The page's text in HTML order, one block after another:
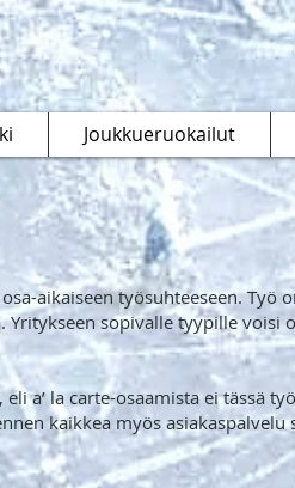
Joukkueruokailut
aikaiseen työsuhteeseen. Työ
sopivalle tyypille voisi
a’ la carte-osaamista ei tässä
kaikkea myös asiakaspalvelu